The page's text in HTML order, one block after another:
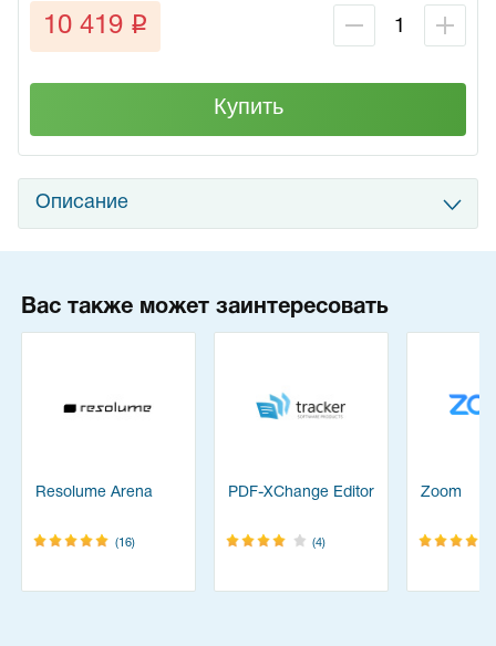
10 419 q
Купить
Описание
Вас также может заинтересовать
Resolume Arena
(16)
PDF-XChange Editor
(4)
Zoom